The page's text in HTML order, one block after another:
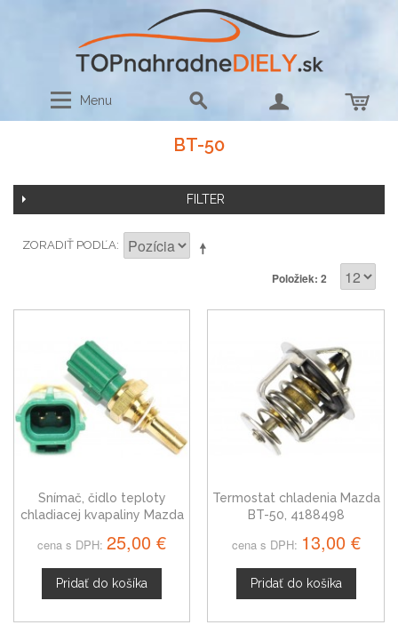
Menu
BT-50
FILTER
ZORADIŤ PODĽA
Položiek: 2
Snímač, čidlo teploty
chladiacej kvapaliny Mazda
cena s DPH: 25,00 €
Pridať do košíka
Termostat chladenia Mazda
BT-50, 4188498
cena s DPH: 13,00 €
Pridať do košíka